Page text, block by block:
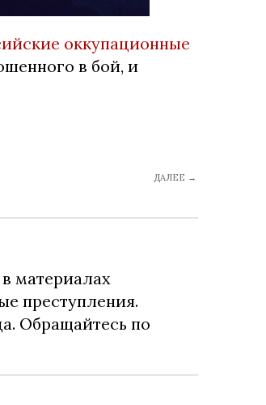
оккупационные
в бой, и
ДАЛЕЕ →
материалах
преступления.
Обращайтесь по